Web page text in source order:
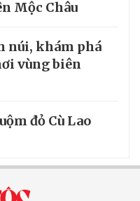
Mộc Châu
núi, khám phá
vùng biên
đỏ Cù Lao